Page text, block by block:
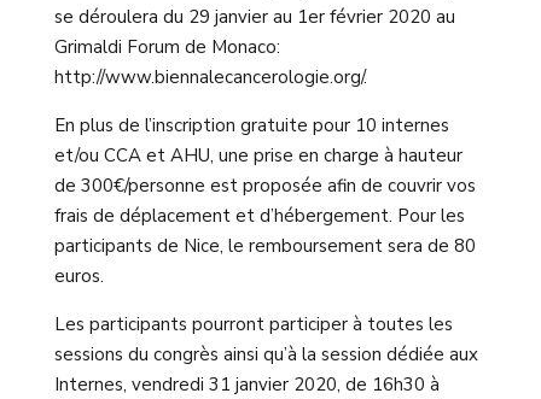
se déroulera du 29 janvier au 1er février 2020 au
Grimaldi Forum de Monaco:
http://www.biennalecancerologie.org/.
En plus de l’inscription gratuite pour 10 internes
et/ou CCA et AHU, une prise en charge à hauteur
de 300€/personne est proposée afin de couvrir vos
frais de déplacement et d’hébergement. Pour les
participants de Nice, le remboursement sera de 80
euros.
Les participants pourront participer à toutes les
sessions du congrès ainsi qu’à la session dédiée aux
Internes, vendredi 31 janvier 2020, de 16h30 à